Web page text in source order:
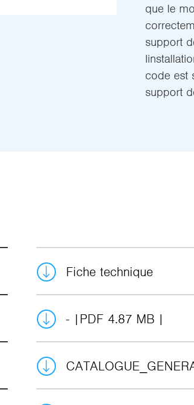
que le
support
code est
support
Fiche technique
- PDF 4.87 MB